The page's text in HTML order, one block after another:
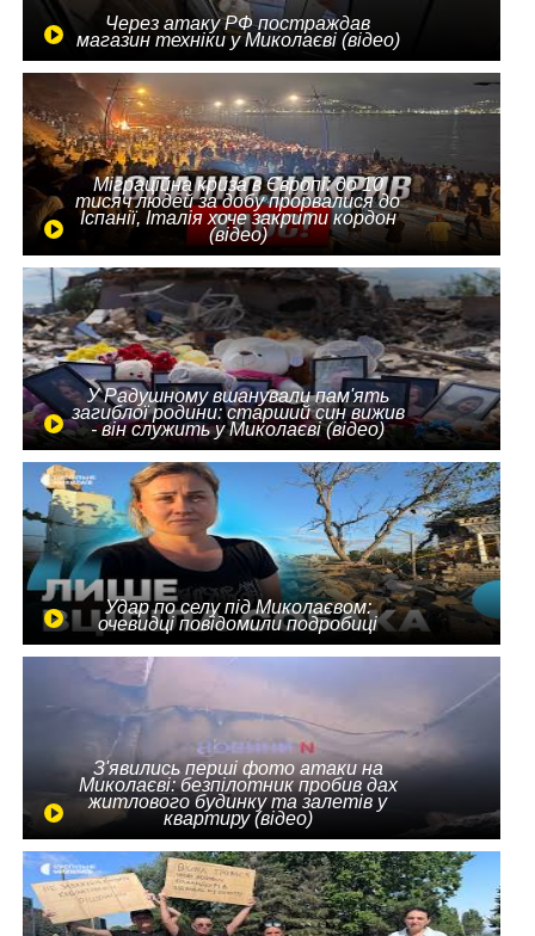
Через атаку РФ постраждав
магазин техніки у Миколаєві (відео)
Міграційна криза в Європі: до 10
тисяч людей за добу прорвалися до
Іспанії, Італія хоче закрити кордон
(відео)
У Радушному вшанували пам'ять
загиблої родини: старший син вижив
- він служить у Миколаєві (відео)
Удар по селу під Миколаєвом:
очевидці повідомили подробиці
З'явились перші фото атаки на
Миколаєві: безпілотник пробив дах
житлового будинку та залетів у
квартиру (відео)